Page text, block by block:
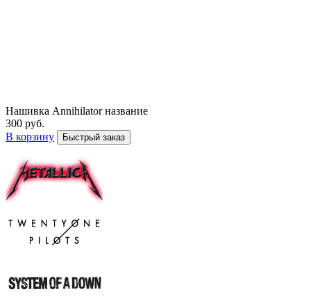
Нашивка Annihilator название
300 руб.
В корзину
Быстрый заказ